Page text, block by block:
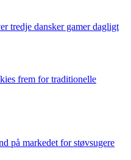
tredje dansker gamer dagligt
frem for traditionelle
på markedet for støvsugere